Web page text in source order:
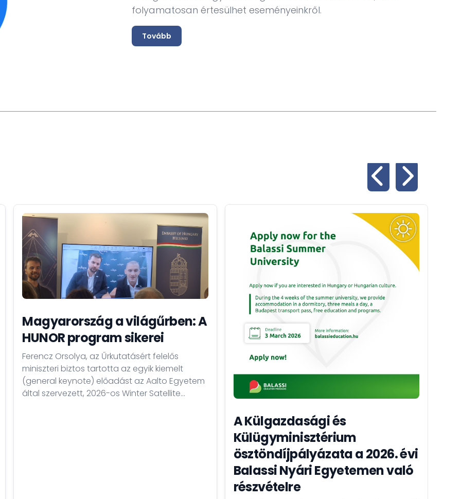
folyamatosan értesülhet eseményeinkről.
Tovább
Magyarország a világűrben: A
HUNOR program sikerei
Ferencz Orsolya, az Űrkutatásért felelős
miniszteri biztos tartotta az egyik kiemelt
(general keynote) előadást az Aalto Egyetem
által szervezett, 2026-os Winter Satellite
A Külgazdasági és
Külügyminisztérium
ösztöndíjpályázata a 2026. évi
Balassi Nyári Egyetemen való
részvételre